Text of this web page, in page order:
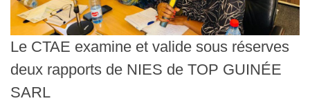
Le CTAE examine et valide sous réserves
deux rapports de NIES de TOP GUINÉE
SARL